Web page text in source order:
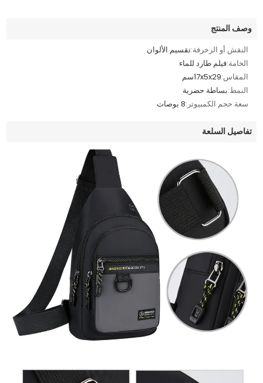
وصف المنتج
النقش أو الزخرفة:تقسيم الألوان
الخامة:فيلم طارد للماء
المقاس:17x5x29سم
النمط:بساطة حضرية
سعة حجم الكمبيوتر:8 بوصات
تفاصيل السلعة